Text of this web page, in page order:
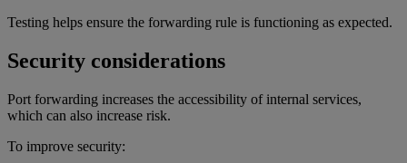
Testing helps ensure the forwarding rule is functioning as expected.
Security considerations
Port forwarding increases the accessibility of internal services,
which can also increase risk.
To improve security: